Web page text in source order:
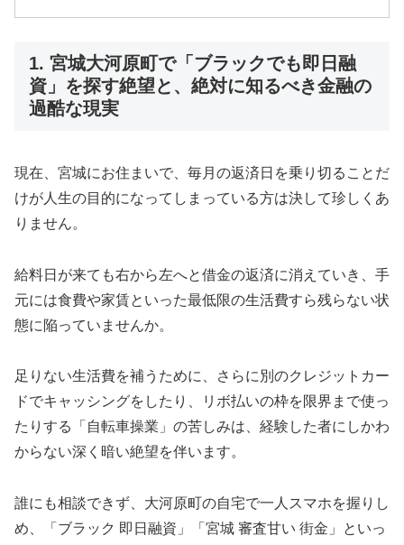
1. 宮城大河原町で「ブラックでも即日融
資」を探す絶望と、絶対に知るべき金融の
過酷な現実
現在、宮城にお住まいで、毎月の返済日を乗り切ることだ
けが人生の目的になってしまっている方は決して珍しくあ
りません。
給料日が来ても右から左へと借金の返済に消えていき、手
元には食費や家賃といった最低限の生活費すら残らない状
態に陥っていませんか。
足りない生活費を補うために、さらに別のクレジットカー
ドでキャッシングをしたり、リボ払いの枠を限界まで使っ
たりする「自転車操業」の苦しみは、経験した者にしかわ
からない深く暗い絶望を伴います。
誰にも相談できず、大河原町の自宅で一人スマホを握りし
め、「ブラック 即日融資」「宮城 審査甘い 街金」といっ